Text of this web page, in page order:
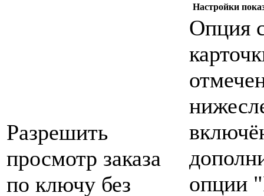
Настройки
Разрешить
просмотр заказа
по ключу без
Опция
опции